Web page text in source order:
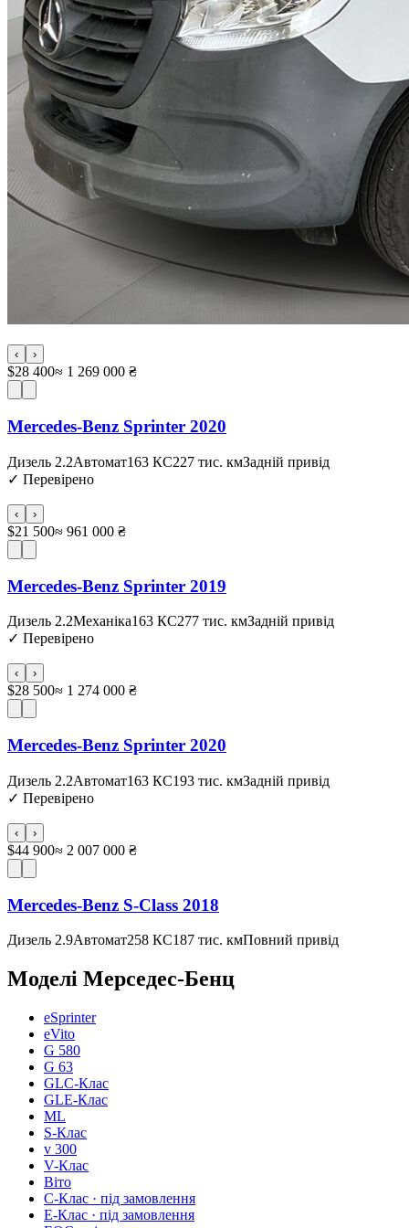
‹ ›
$28 400≈ 1 269 000 ₴
Mercedes-Benz Sprinter 2020
Дизель 2.2Автомат163 КС227 тис. кмЗадній привід
✓ Перевірено
‹ ›
$21 500≈ 961 000 ₴
Mercedes-Benz Sprinter 2019
Дизель 2.2Механіка163 КС277 тис. кмЗадній привід
✓ Перевірено
‹ ›
$28 500≈ 1 274 000 ₴
Mercedes-Benz Sprinter 2020
Дизель 2.2Автомат163 КС193 тис. кмЗадній привід
✓ Перевірено
‹ ›
$44 900≈ 2 007 000 ₴
Mercedes-Benz S-Class 2018
Дизель 2.9Автомат258 КС187 тис. кмПовний привід
Моделі Мерседес-Бенц
eSprinter
eVito
G 580
G 63
GLC-Клас
GLE-Клас
ML
S-Клас
v 300
V-Клас
Віто
C-Клас · під замовлення
E-Клас · під замовлення